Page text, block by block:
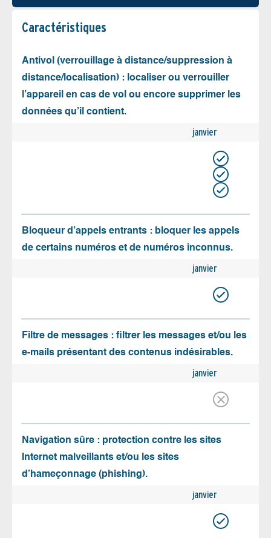
Caractéristiques
Antivol (verrouillage à distance/suppression à
distance/localisation) : localiser ou verrouiller
l’appareil en cas de vol ou encore supprimer les
données qu’il contient.
janvier
Bloqueur d’appels entrants : bloquer les appels
de certains numéros et de numéros inconnus.
janvier
Filtre de messages : filtrer les messages et/ou les
e-mails présentant des contenus indésirables.
janvier
Navigation sûre : protection contre les sites
Internet malveillants et/ou les sites
d’hameçonnage (phishing).
janvier